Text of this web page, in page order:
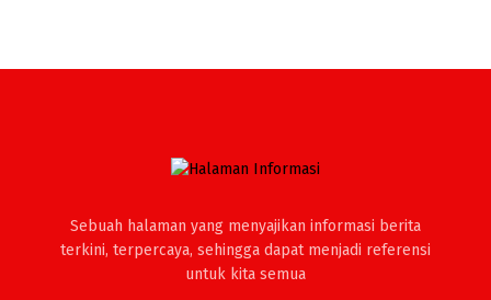
Sebuah halaman yang menyajikan informasi berita
terkini, terpercaya, sehingga dapat menjadi referensi
untuk kita semua